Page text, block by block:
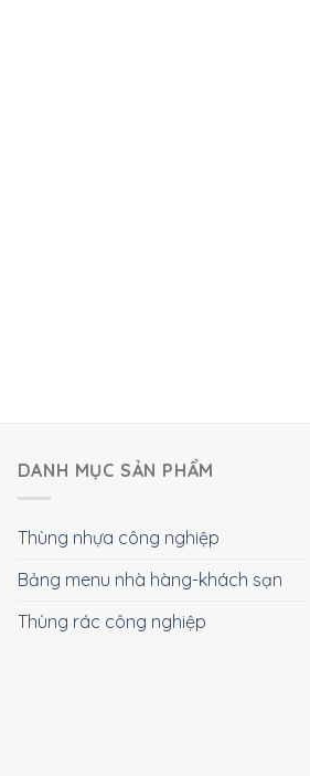
DANH MỤC SẢN PHẨM
Thùng nhựa công nghiệp
Bảng menu nhà hàng-khách sạn
Thùng rác công nghiệp